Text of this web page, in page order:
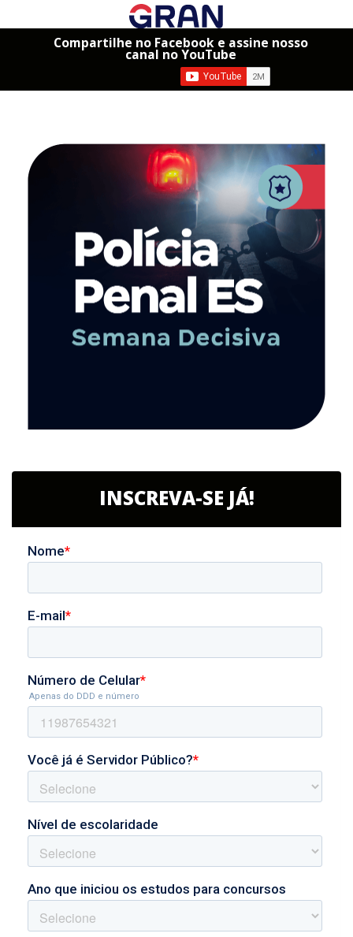
Compartilhe no Facebook e assine nosso
canal no YouTube
INSCREVA-SE JÁ!